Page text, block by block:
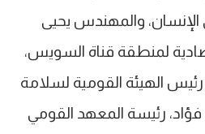
والمهندس يحيى
لمنطقة قناة السويس،
الهيئة القومية لسلامة
فؤاد، رئيسة المعهد القومي